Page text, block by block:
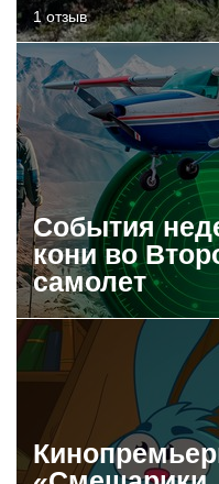
1 отзыв
События
кони во
самолет